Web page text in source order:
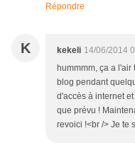
Répondre
K kekeli 14/06/2014
hummmm, ça a
blog pendant
d'accès à internet
que prévu !
revoici !<br /> Je te